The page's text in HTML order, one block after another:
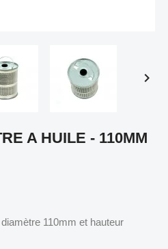

A HUILE - 110MM
110mm et hauteur